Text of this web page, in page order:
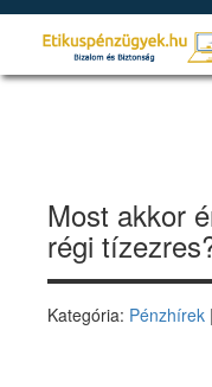
Most akkor
régi
Kategória: Pénzhírek